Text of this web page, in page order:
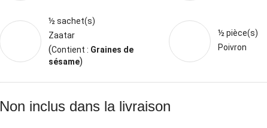
½ sachet(s)
Zaatar
(Contient : Graines de
sésame)
½ pièce(s)
Poivron
Non inclus dans la livraison